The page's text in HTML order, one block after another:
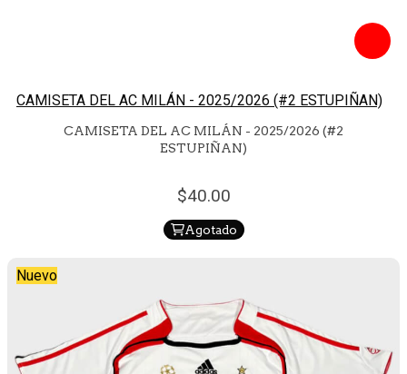
CAMISETA DEL AC MILÁN - 2025/2026 (#2 ESTUPIÑAN)
CAMISETA DEL AC MILÁN - 2025/2026 (#2
ESTUPIÑAN)
40.00
Agotado
Nuevo